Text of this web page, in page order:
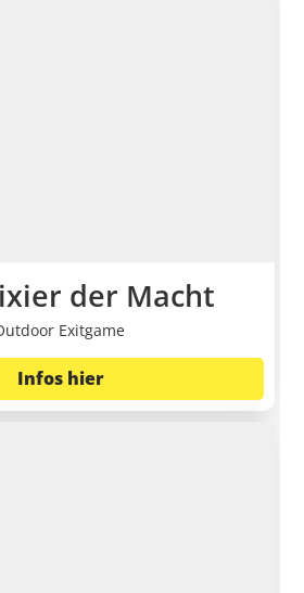
der Macht
Exitgame
Infos hier